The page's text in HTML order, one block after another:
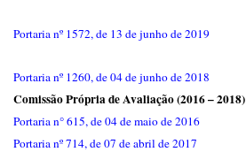
Portaria nº 1572, de 13 de junho de 2019
Portaria nº 1260, de 04 de junho de 2018
Comissão Própria de Avaliação (2016 – 2018)
Portaria n° 615, de 04 de maio de 2016
Portaria nº 714, de 07 de abril de 2017